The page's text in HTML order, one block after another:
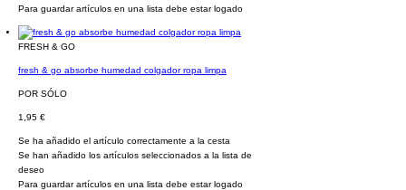
Para guardar artículos en una lista debe estar logado
FRESH & GO
fresh & go absorbe humedad colgador ropa limpa
POR SÓLO
1,95 €
Se ha añadido el artículo correctamente a la cesta
Se han añadido los artículos seleccionados a la lista de
deseo
Para guardar artículos en una lista debe estar logado